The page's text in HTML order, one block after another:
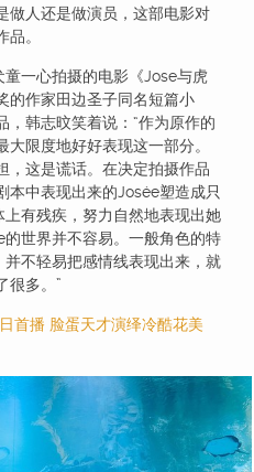
做人还是做演员，这部电影对
。
一心拍摄的电影《Jose与虎
的作家田边圣子同名短篇小
，韩志旼笑着说：“作为原作的
限度地好好表现这一部分。
，这是谎话。在决定拍摄作品
本中表现出来的Josée塑造成只
有残疾，努力自然地表现出她
世界并不容易。一般角色的特
不轻易把感情线表现出来，就
很多。”
首播 脸蛋天才演绎冷酷花美